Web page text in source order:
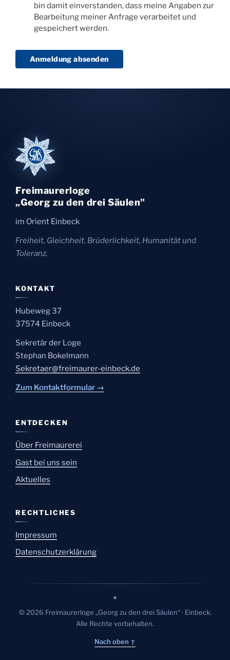
bin damit einverstanden, dass meine Angaben zur
Bearbeitung meiner Anfrage verarbeitet und
gespeichert werden.
Freimaurerloge
„Georg zu den drei Säulen"
im Orient Einbeck
Freiheit, Gleichheit, Brüderlichkeit, Humanität und
Toleranz.
KONTAKT
Hubeweg 37
37574 Einbeck
Sekretär der Loge
Stephan Bokelmann
Sekretaer@freimaurer-einbeck.de
Zum Kontaktformular →
ENTDECKEN
Über Freimaurerei
Gast bei uns sein
Aktuelles
RECHTLICHES
Impressum
Datenschutzerklärung
✦
© 2026 Freimaurerloge „Georg zu den drei Säulen“ · Einbeck.
Alle Rechte vorbehalten.
Nach oben ↑